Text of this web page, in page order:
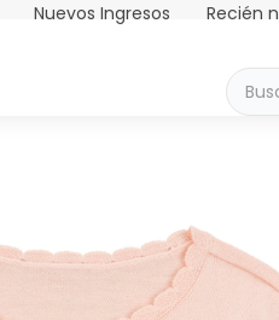
Nuevos Ingresos Recién